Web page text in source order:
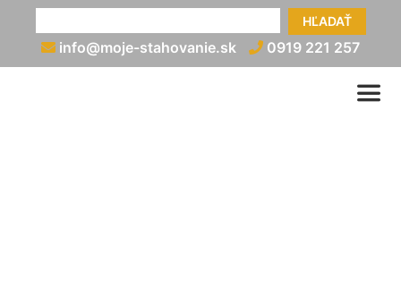
HĽADAŤ
info@moje-stahovanie.sk 0919 221 257